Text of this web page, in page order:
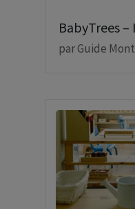
BabyTrees
parGuide